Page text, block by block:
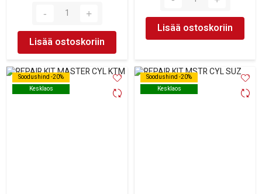
Lisää ostoskoriin
Lisää ostoskoriin
Soodushind -20%
Kesklaos
Soodushind -20%
Kesklaos
Soodushind -20%
Kesklaos
Soodushind -20%
Kesklaos